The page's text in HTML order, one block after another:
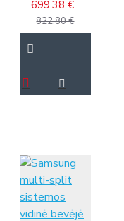
699.38 €
822.80 €